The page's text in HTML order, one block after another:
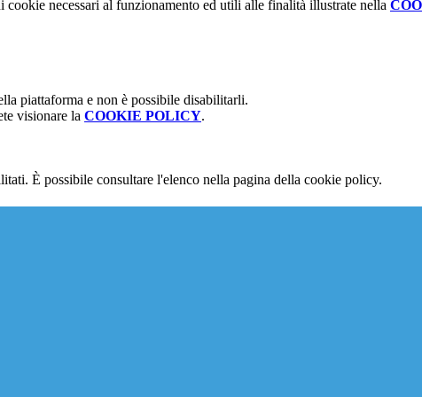
necessari al funzionamento ed utili alle finalità illustrate nella
piattaforma e non è possibile disabilitarli.
visionare la COOKIE POLICY.
È possibile consultare l'elenco nella pagina della cookie policy.